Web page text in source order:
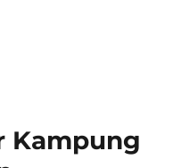
Kampung